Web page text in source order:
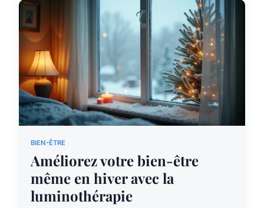
BIEN-ÊTRE
Améliorez votre bien-être
même en hiver avec la
luminothérapie